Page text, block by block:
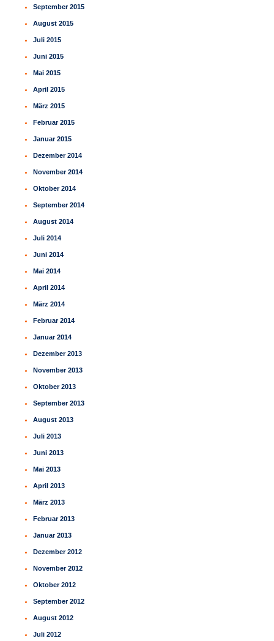
September 2015
August 2015
Juli 2015
Juni 2015
Mai 2015
April 2015
März 2015
Februar 2015
Januar 2015
Dezember 2014
November 2014
Oktober 2014
September 2014
August 2014
Juli 2014
Juni 2014
Mai 2014
April 2014
März 2014
Februar 2014
Januar 2014
Dezember 2013
November 2013
Oktober 2013
September 2013
August 2013
Juli 2013
Juni 2013
Mai 2013
April 2013
März 2013
Februar 2013
Januar 2013
Dezember 2012
November 2012
Oktober 2012
September 2012
August 2012
Juli 2012